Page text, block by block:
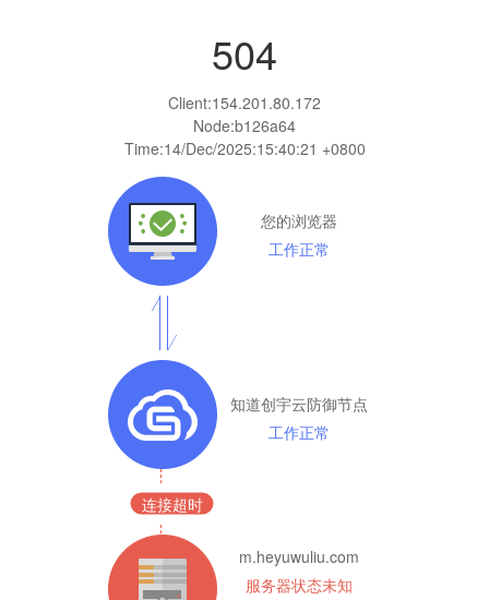
504
Client:154.201.80.172
Node:b126a64
Time:14/Dec/2025:15:40:21 +0800
您的浏览器
工作正常
知道创宇云防御节点
工作正常
连接超时
m.heyuwuliu.com
服务器状态未知